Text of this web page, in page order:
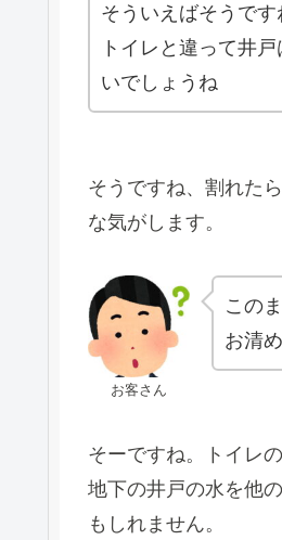
そういえばそうです
トイレと違って井
いでしょうね
そうですね、割れた
な気がします。
お客さん
この
お清
そーですね。トイレ
地下の井戸の水を他
もしれません。